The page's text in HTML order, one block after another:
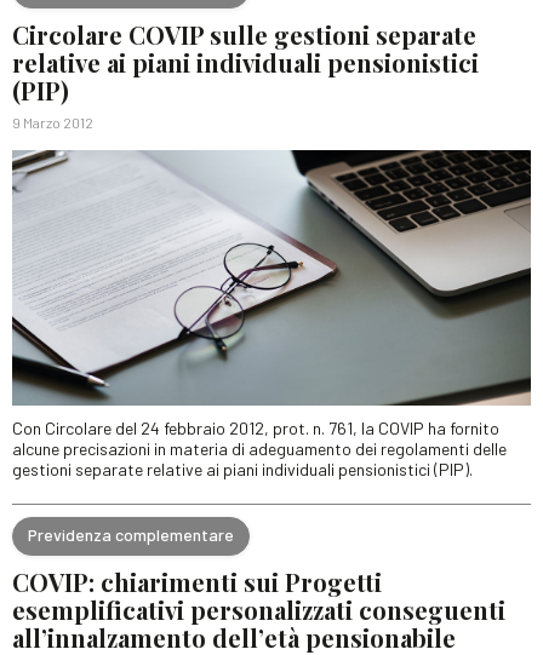
Circolare COVIP sulle gestioni separate
relative ai piani individuali pensionistici
(PIP)
9 Marzo 2012
Con Circolare del 24 febbraio 2012, prot. n. 761, la COVIP ha fornito
alcune precisazioni in materia di adeguamento dei regolamenti delle
gestioni separate relative ai piani individuali pensionistici (PIP).
Previdenza complementare
COVIP: chiarimenti sui Progetti
esemplificativi personalizzati conseguenti
all’innalzamento dell’età pensionabile